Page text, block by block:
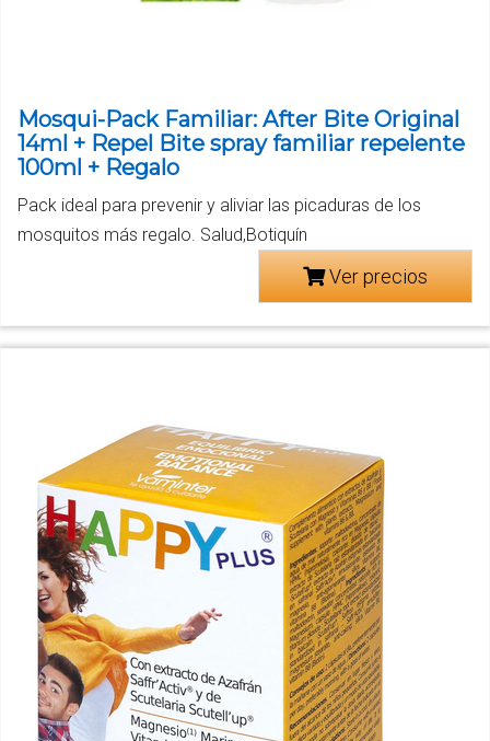
Mosqui-Pack Familiar: After Bite Original
14ml + Repel Bite spray familiar repelente
100ml + Regalo
Pack ideal para prevenir y aliviar las picaduras de los
mosquitos más regalo. Salud,Botiquín
Ver precios